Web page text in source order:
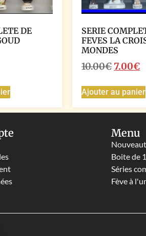
DE
SERIE
FEVES LA
MONDES
10.00€7.00€
Ajouter au panier
Menu
Boite de
Séries
Fève à